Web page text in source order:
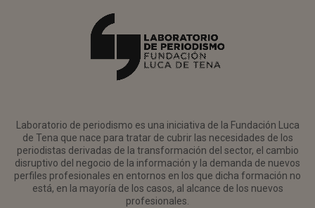
Laboratorio de periodismo es una iniciativa de la Fundación Luca
de Tena que nace para tratar de cubrir las necesidades de los
periodistas derivadas de la transformación del sector, el cambio
disruptivo del negocio de la información y la demanda de nuevos
perfiles profesionales en entornos en los que dicha formación no
está, en la mayoría de los casos, al alcance de los nuevos
profesionales.